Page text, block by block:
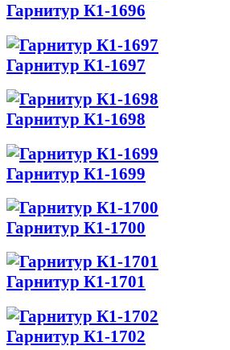
Гарнитур К1-1696
Гарнитур К1-1697
Гарнитур К1-1698
Гарнитур К1-1699
Гарнитур К1-1700
Гарнитур К1-1701
Гарнитур К1-1702